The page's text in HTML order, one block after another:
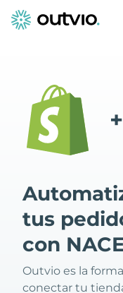
+
tus
con
Outvio es la
conectar tu